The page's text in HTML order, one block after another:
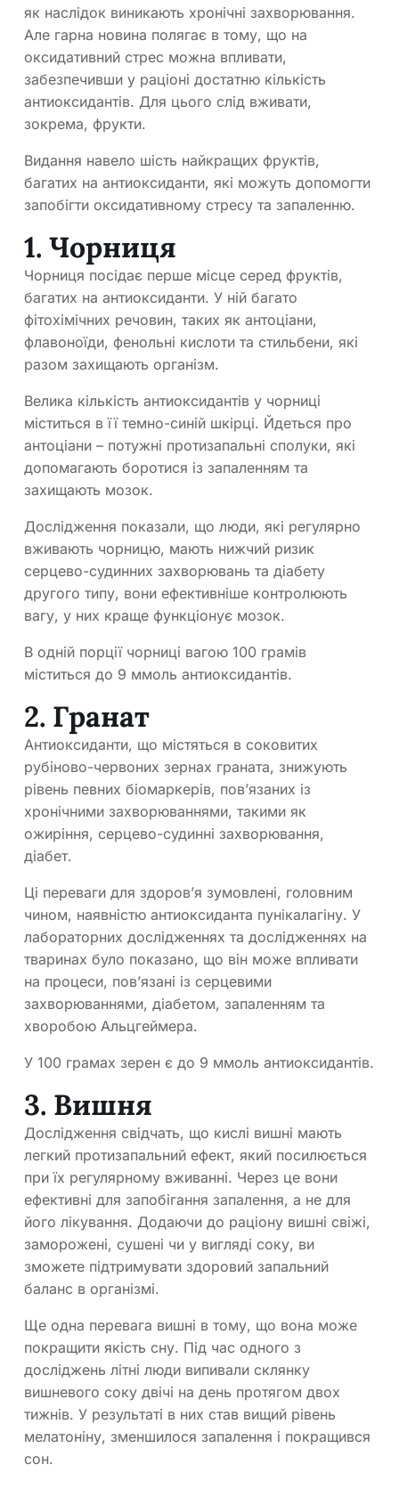
як наслідок виникають хронічні захворювання.
Але гарна новина полягає в тому, що на
оксидативний стрес можна впливати,
забезпечивши у раціоні достатню кількість
антиоксидантів. Для цього слід вживати,
зокрема, фрукти.
Видання навело шість найкращих фруктів,
багатих на антиоксиданти, які можуть допомогти
запобігти оксидативному стресу та запаленню.
1. Чорниця
Чорниця посідає перше місце серед фруктів,
багатих на антиоксиданти. У ній багато
фітохімічних речовин, таких як антоціани,
флавоноїди, фенольні кислоти та стильбени, які
разом захищають організм.
Велика кількість антиоксидантів у чорниці
міститься в її темно-синій шкірці. Йдеться про
антоціани – потужні протизапальні сполуки, які
допомагають боротися із запаленням та
захищають мозок.
Дослідження показали, що люди, які регулярно
вживають чорницю, мають нижчий ризик
серцево-судинних захворювань та діабету
другого типу, вони ефективніше контролюють
вагу, у них краще функціонує мозок.
В одній порції чорниці вагою 100 грамів
міститься до 9 ммоль антиоксидантів.
2. Гранат
Антиоксиданти, що містяться в соковитих
рубіново-червоних зернах граната, знижують
рівень певних біомаркерів, пов’язаних із
хронічними захворюваннями, такими як
ожиріння, серцево-судинні захворювання,
діабет.
Ці переваги для здоров’я зумовлені, головним
чином, наявністю антиоксиданта пунікалагіну. У
лабораторних дослідженнях та дослідженнях на
тваринах було показано, що він може впливати
на процеси, пов’язані із серцевими
захворюваннями, діабетом, запаленням та
хворобою Альцгеймера.
У 100 грамах зерен є до 9 ммоль антиоксидантів.
3. Вишня
Дослідження свідчать, що кислі вишні мають
легкий протизапальний ефект, який посилюється
при їх регулярному вживанні. Через це вони
ефективні для запобігання запалення, а не для
його лікування. Додаючи до раціону вишні свіжі,
заморожені, сушені чи у вигляді соку, ви
зможете підтримувати здоровий запальний
баланс в організмі.
Ще одна перевага вишні в тому, що вона може
покращити якість сну. Під час одного з
досліджень літні люди випивали склянку
вишневого соку двічі на день протягом двох
тижнів. У результаті в них став вищий рівень
мелатоніну, зменшилося запалення і покращився
сон.